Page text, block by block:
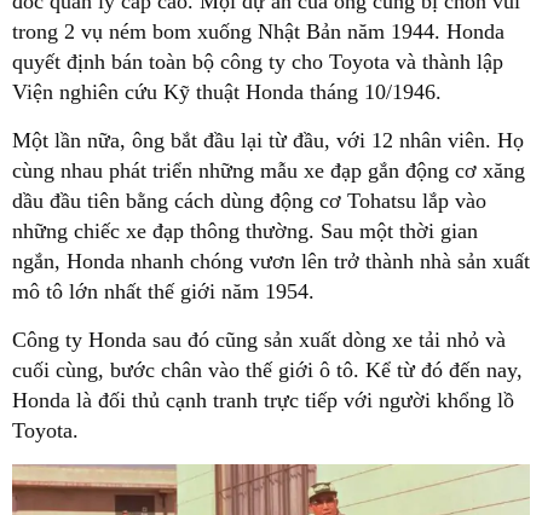
trong 2 vụ ném bom xuống Nhật Bản năm 1944. Honda
quyết định bán toàn bộ công ty cho Toyota và thành lập
Viện nghiên cứu Kỹ thuật Honda tháng 10/1946.
Một lần nữa, ông bắt đầu lại từ đầu, với 12 nhân viên. Họ
cùng nhau phát triển những mẫu xe đạp gắn động cơ xăng
dầu đầu tiên bằng cách dùng động cơ Tohatsu lắp vào
những chiếc xe đạp thông thường. Sau một thời gian
ngắn, Honda nhanh chóng vươn lên trở thành nhà sản xuất
mô tô lớn nhất thế giới năm 1954.
Công ty Honda sau đó cũng sản xuất dòng xe tải nhỏ và
cuối cùng, bước chân vào thế giới ô tô. Kể từ đó đến nay,
Honda là đối thủ cạnh tranh trực tiếp với người khổng lồ
Toyota.